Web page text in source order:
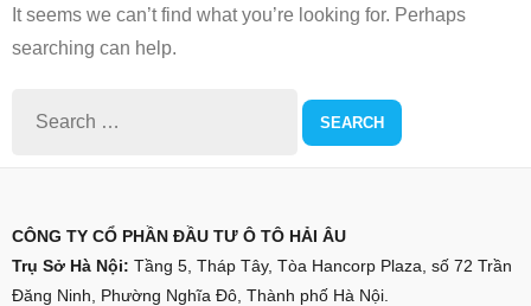
It seems we can’t find what you’re looking for. Perhaps
searching can help.
CÔNG TY CỔ PHẦN ĐẦU TƯ Ô TÔ HẢI ÂU
Trụ Sở Hà Nội: Tầng 5, Tháp Tây, Tòa Hancorp Plaza, số 72 Trần
Đăng Ninh, Phường Nghĩa Đô, Thành phố Hà Nội.